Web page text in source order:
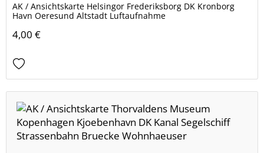
AK / Ansichtskarte Helsingor Frederiksborg DK Kronborg
Havn Oeresund Altstadt Luftaufnahme
4,00 €